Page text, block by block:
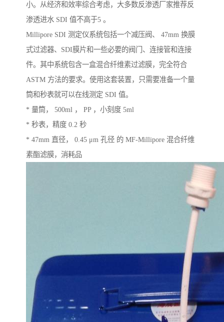
小。从经济和效率综合考虑，大多数反渗透厂家推荐反
渗透进水 SDI 值不高于5 。
Millipore SDI 测定仪系统包括一个减压阀、 47mm 换膜
式过滤器、SDI膜片和一些必要的阀门、连接管和连接
件。其中系统包含一盒混合纤维素过滤膜，完全符合
ASTM 方法的要求。使用这套装置，只需要准备一个量
筒和秒表就可以在线测定 SDI 值。
* 量筒， 500ml ， PP ，小刻度 5ml
* 秒表，精度 0.2 秒
* 47mm 直径， 0.45 μm 孔径 的 MF-Millipore 混合纤维
素酯滤膜，消耗品